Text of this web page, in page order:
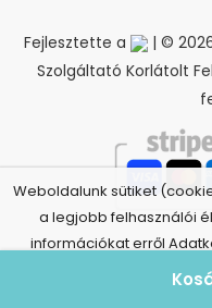
Fejlesztette a
| ©
Szolgáltató Korlátolt
Weboldalunk sütiket
a legjobb felhasználói
információkat erről